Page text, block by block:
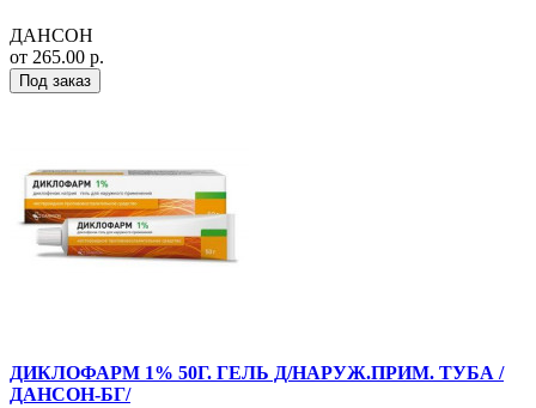
ДАНСОН
от 265.00 р.
Под заказ
ДИКЛОФАРМ 1% 50Г. ГЕЛЬ Д/НАРУЖ.ПРИМ. ТУБА /
ДАНСОН-БГ/